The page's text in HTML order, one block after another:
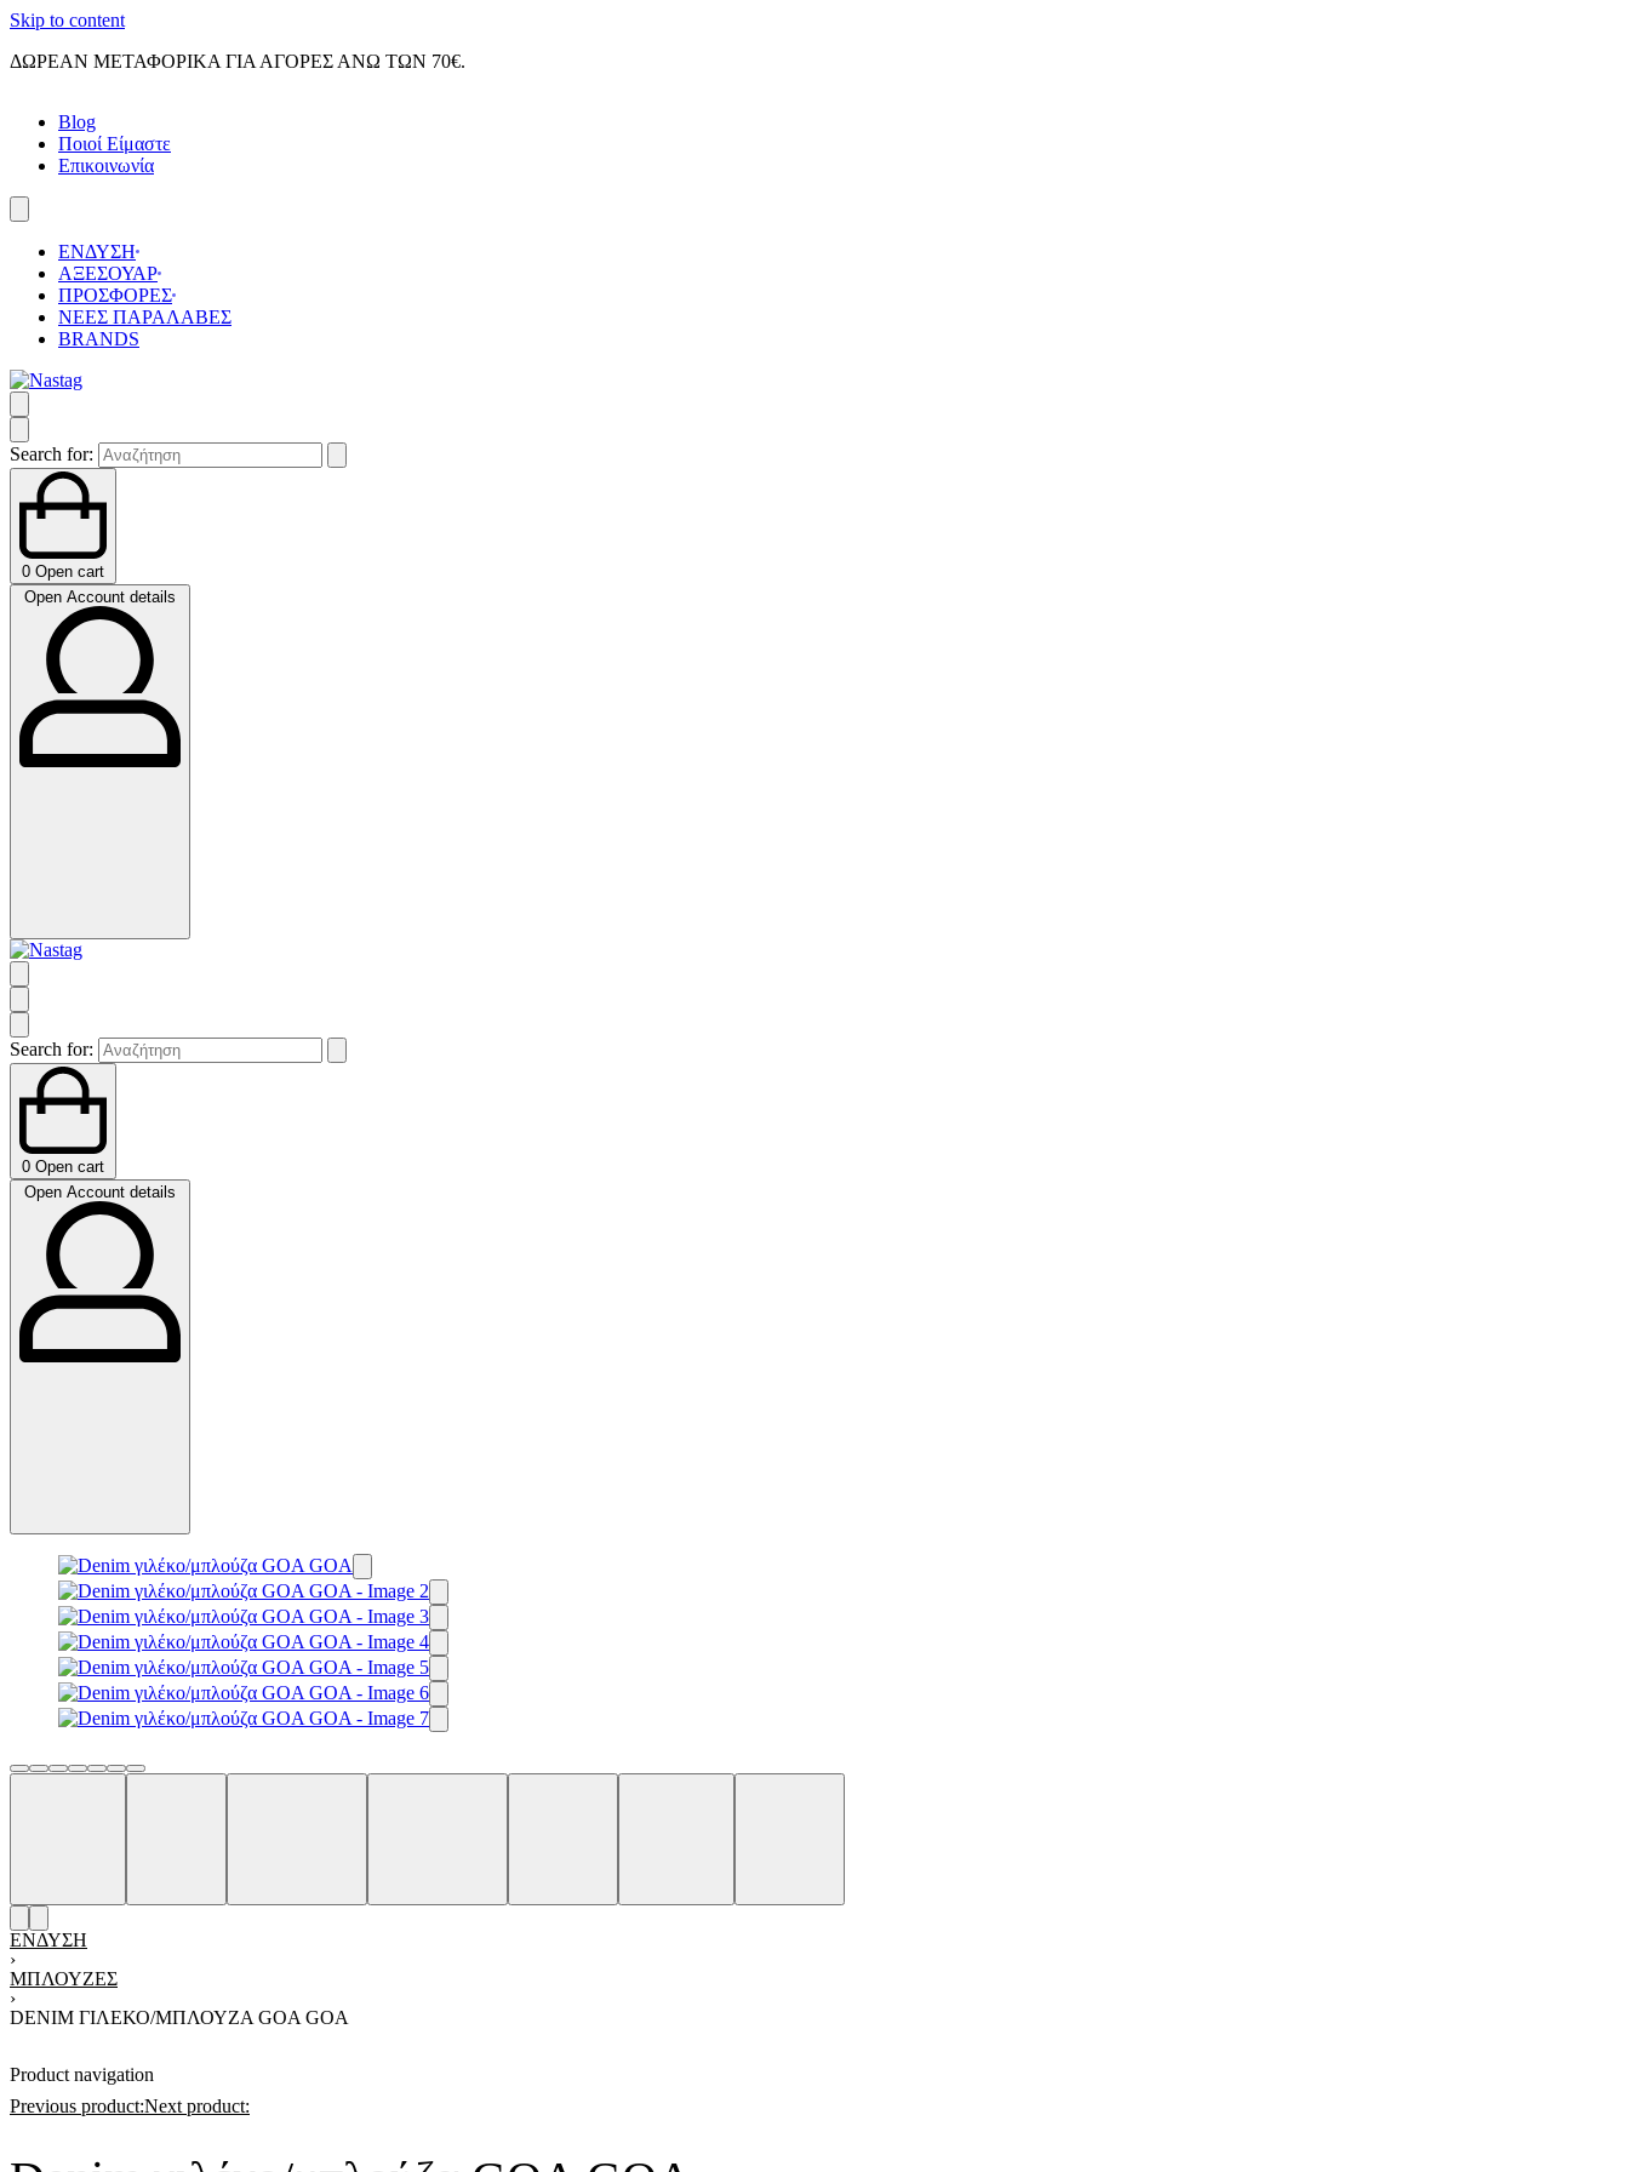
Skip to content
ΔΩΡΕΑΝ ΜΕΤΑΦΟΡΙΚΑ ΓΙΑ ΑΓΟΡΕΣ ΑΝΩ ΤΩΝ 70€.
Blog
Ποιοί Είμαστε
Επικοινωνία
ΕΝΔΥΣΗ
ΑΞΕΣΟΥΑΡ
ΠΡΟΣΦΟΡΕΣ
ΝΕΕΣ ΠΑΡΑΛΑΒΕΣ
BRANDS
Search for:
0 Open cart
Open Account details
Search for:
0 Open cart
Open Account details
ΈΝΔΥΣΗ
›
ΜΠΛΟΎΖΕΣ
›
DENIM ΓΙΛΈΚΟ/ΜΠΛΟΎΖΑ GΟA GOA
Product navigation
Previous product:Next product: